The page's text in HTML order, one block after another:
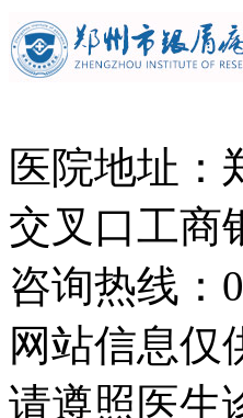
医院地址：
交叉口工商
咨询热线：
网站信息仅
请遵照医生